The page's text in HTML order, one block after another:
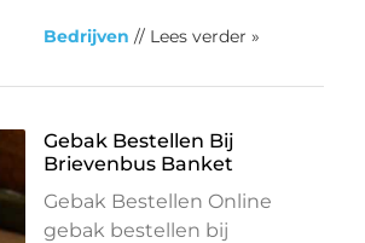
Bedrijven // Lees verder »
Gebak Bestellen Bij
Brievenbus Banket
Gebak Bestellen Online
gebak bestellen bij